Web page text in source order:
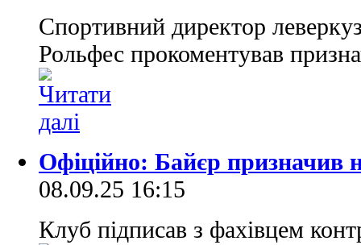
Спортивний директор
Рольфес прокоментував
Офіційно: Байєр призначив
08.09.25 16:15
Клуб підписав з фахівцем